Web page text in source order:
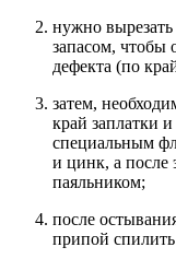
нужно вырезать
запасом, чтобы
дефекта (по
затем,
край заплатки
специальным
и цинк, а после
паяльником;
после
припой